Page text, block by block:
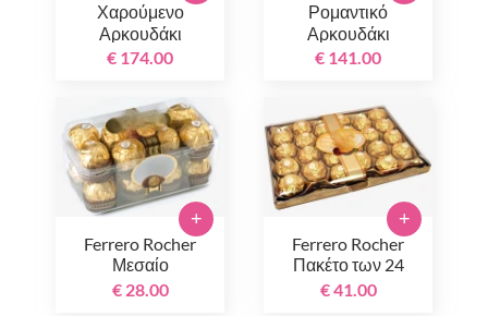
Χαρούμενο
Αρκουδάκι
€ 174.00
Ρομαντικό
Αρκουδάκι
€ 141.00
Ferrero Rocher
Μεσαίο
€ 28.00
+
Ferrero Rocher
Πακέτο των 24
€ 41.00
+